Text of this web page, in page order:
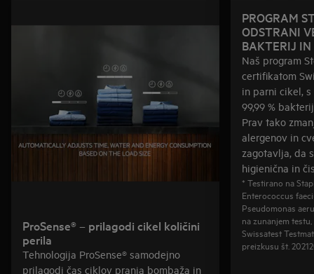
ProSense® – prilagodi cikel količini
perila
Tehnologija ProSense® samodejno
prilagodi čas ciklov pranja bombaža in
PROGRAM
ODSTRANI
BAKTERIJ
Naš program
certifikatom
in parni cikel,
99,99 %
Prav tako
alergenov in
zagotavlja, da
higienična in
* Testirano na
Enterococcus
Pseudomonas
na zunanjem
Swissatest
preizkusu št.